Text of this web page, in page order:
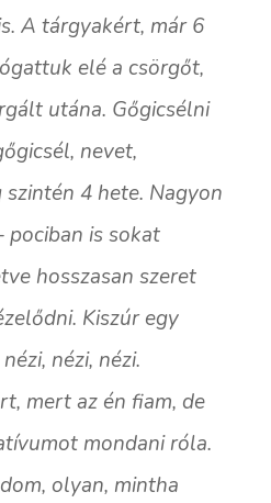
A tárgyakért, már 6
elé a csörgőt,
utána. Gőgicsélni
nevet,
4 hete. Nagyon
pociban is sokat
hosszasan szeret
Kiszúr egy
nézi, nézi.
mert az én fiam, de
mondani róla.
olyan, mintha